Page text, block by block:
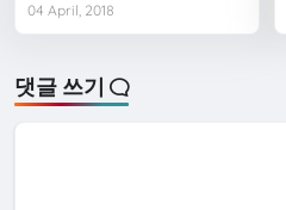
04 April, 2018
댓글 쓰기